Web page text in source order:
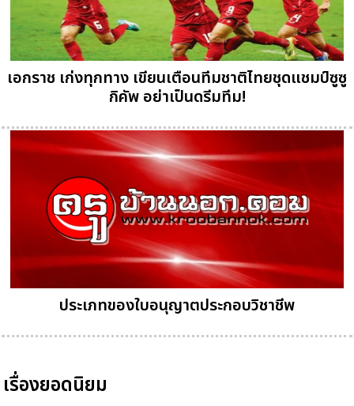
เอกราช เก่งทุกทาง เขียนเตือนทีมชาติไทยชุดแชมป์ซูซู
กิคัพ อย่าเป็นดรีมทีม!
ประเภทของใบอนุญาตประกอบวิชาชีพ
เรื่องยอดนิยม